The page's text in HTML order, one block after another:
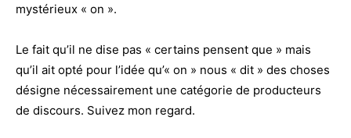
mystérieux « on ».
Le fait qu’il ne dise pas « certains pensent que » mais
qu’il ait opté pour l’idée qu’« on » nous « dit » des choses
désigne nécessairement une catégorie de producteurs
de discours. Suivez mon regard.